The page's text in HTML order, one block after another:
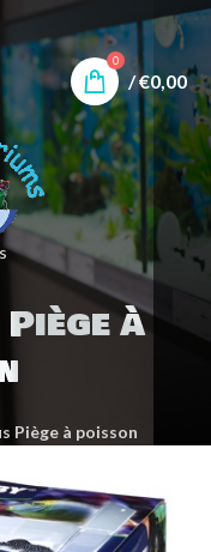
0
/€0,00
à
Piège à poisson